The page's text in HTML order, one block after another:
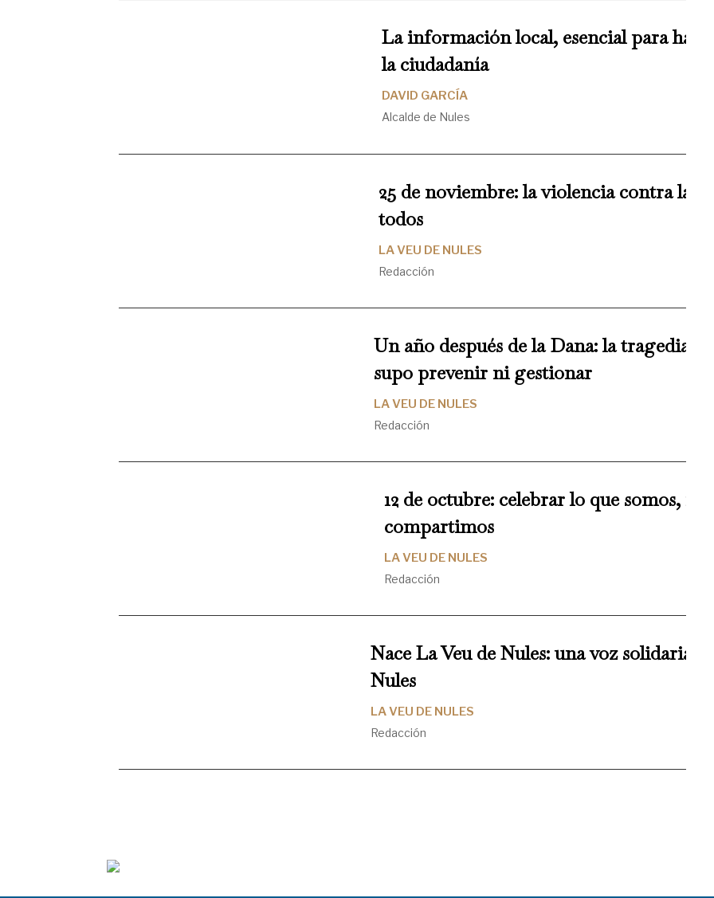
La información local, esencial para
la ciudadanía
DAVID GARCÍA
Alcalde de Nules
25 de noviembre: la violencia contra la
todos
LA VEU DE NULES
Redacción
Un año después de la Dana: la tragedia
supo prevenir ni gestionar
LA VEU DE NULES
Redacción
12 de octubre: celebrar lo que somos,
compartimos
LA VEU DE NULES
Redacción
Nace La Veu de Nules: una voz solidaria al
Nules
LA VEU DE NULES
Redacción